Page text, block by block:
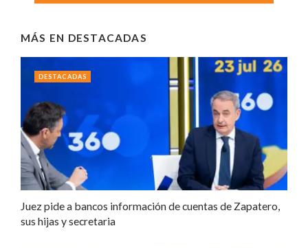
MÁS EN DESTACADAS
Juez pide a bancos información de cuentas de Zapatero,
sus hijas y secretaria
DESTACADAS